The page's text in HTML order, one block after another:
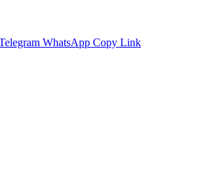
WhatsApp Copy Link